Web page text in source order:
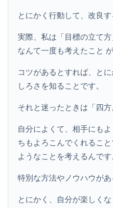
とにかく行動して、改良す
実際、私は「目標の立て方
なんて一度も考えたこと
コツがあるとすれば、と
しろさを知ることです。
それと迷ったときは「四方
自分によくて、相手にも
ちもよろこんでくれるこ
ようなことを考えるんです
特別な方法やノウハウがあ
とにかく、自分が楽しく